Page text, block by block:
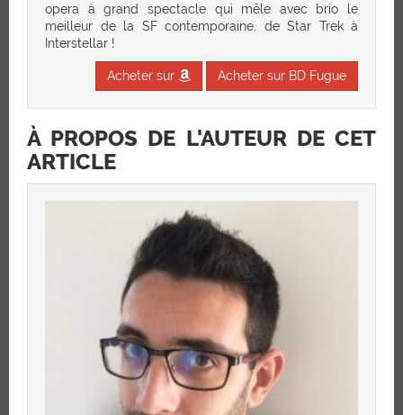
opera à grand spectacle qui mêle avec brio le
meilleur de la SF contemporaine, de Star Trek à
Interstellar !
Acheter sur Acheter sur BD Fugue
À PROPOS DE L'AUTEUR DE CET
ARTICLE